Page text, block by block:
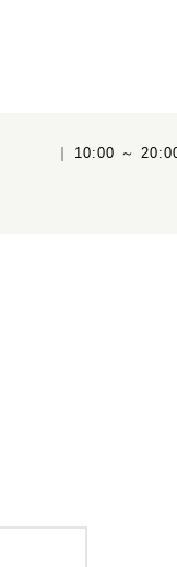
10:00 ～